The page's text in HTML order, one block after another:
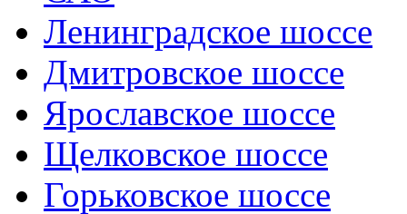
Ленинградское шоссе
Дмитровское шоссе
Ярославское шоссе
Щелковское шоссе
Горьковское шоссе